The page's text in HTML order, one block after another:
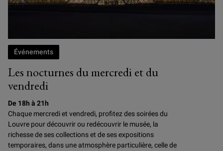
Les nocturnes du mercredi et du
vendredi
Événements
De 18h à 21h
Chaque mercredi et vendredi, profitez des soirées du
Louvre pourdécouvrir ou redécouvrir le musée, la
richesse de ses collections et de ses expositions
temporaires, dans une atmosphère particulière, celle de